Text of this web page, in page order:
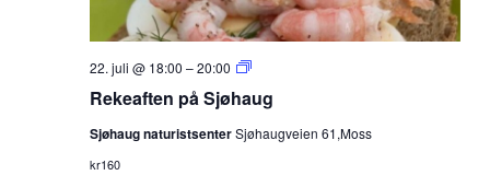
Rekeaften på Sjøhaug
22. juli @ 18:00 –20:00
Rekeaften
Sjøhaug
Sjøhaug naturistsenterSjøhaugveien 61,Moss
kr160